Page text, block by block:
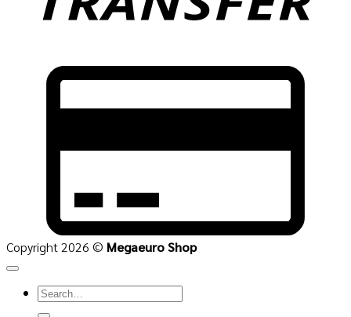
Copyright 2026 © Megaeuro Shop
Search
for: